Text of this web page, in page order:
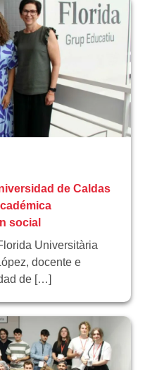
de Caldas
social
Universitària
docente e
de […]